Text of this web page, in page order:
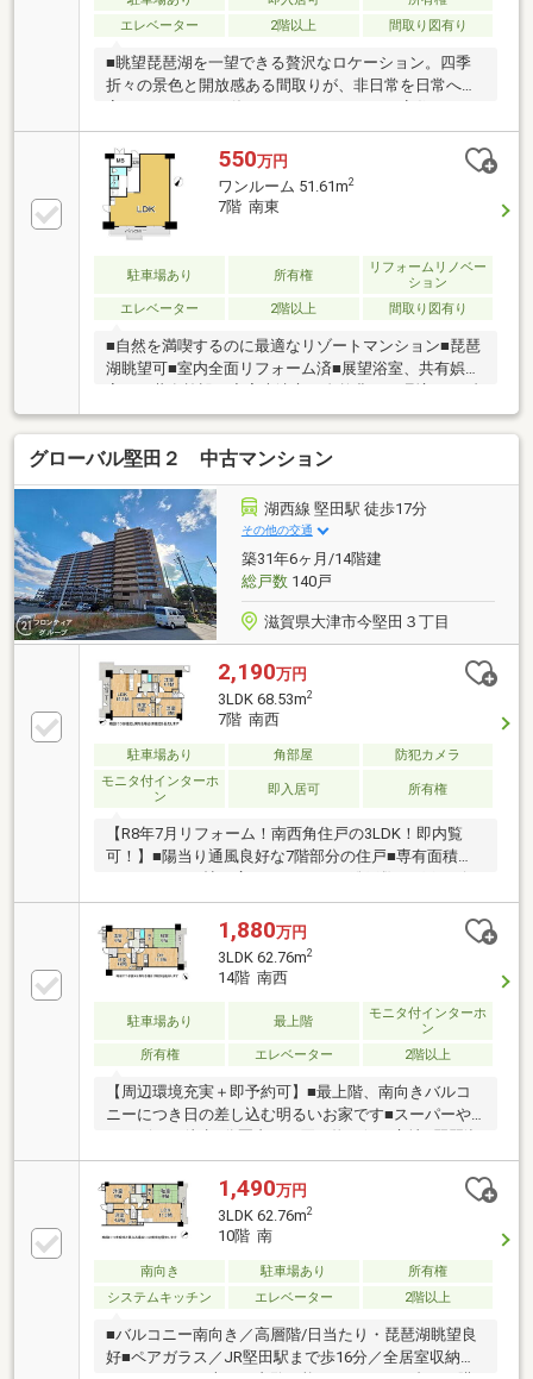
せください。
エレベーター
2階以上 間取り図有り
■眺望琵琶湖を一望できる贅沢なロケーション。四季
折々の景色と開放感ある間取りが、非日常を日常へと
すすめのリゾートマンションです。■暮らしを豊かに
マリンスポーツ・温泉・観光スポットへアクセス良
好。自然に寄り添いながら、都会では味わえないゆと
りある暮らしを実現。週末はもちろん、移住先として
も人気のエリアです。■ご家族の休日に広々とした間
取りに加え、リゾート感を感じられる環境。琵琶湖の
水辺や自然公園が近く、家族での思い出づくりにぴっ
たりです。安心して暮らせる管理体制も整っていま
す。
550万円
ワンルーム 51.61m2
7階 南東
駐車場あり 所有権
リフォームリノベー
ション
エレベーター
2階以上 間取り図有り
■自然を満喫するのに最適なリゾートマンション■琵琶
湖眺望可■室内全面リフォーム済■展望浴室、共有娯楽
ートを楽しむ拠点としての活用はいかがでしょうか？
夏の琵琶湖はもちろん、京都・大坂方面から福井方面
への小旅行の休憩地点として、琵琶湖そばの好環境に
あります。敷地内駐車場無料、ベランダから琵琶湖パ
ンラマ眺望、通路側からは比良山系、内装はリフォー
ムされ、ゆったりワンルーム仕様となっております。
詳細は地元に詳しいＬＩＸＩＬ不動産ショップ ピアラ
イフのマンション担当、岸田までお気軽にご相談くだ
さい。
グローバル堅田２ 中古マンション
湖西線 堅田駅 徒歩17分
その他の交通
築31年6ヶ月/14階建
総戸数140戸
滋賀県大津市今堅田３丁目
2,190万円
3LDK 68.53m2
7階 南西
駐車場あり 角部屋
防犯カメラ
モニタ付インターホ
ン
即入居可 所有権
【R8年7月リフォーム！南西角住戸の3LDK！即内覧
可！】■陽当り通風良好な7階部分の住戸■専有面積
グコミュニティ
1,880万円
3LDK 62.76m2
14階 南西
駐車場あり 最上階
モニタ付インターホ
ン
所有権
エレベーター 2階以上
【周辺環境充実＋即予約可】■最上階、南向きバルコ
ニーにつき日の差し込む明るいお家です■スーパーや
大橋病院まで徒歩5分といざという時も安心
1,490万円
3LDK 62.76m2
10階 南
南向き 駐車場あり
所有権
システムキッチン
エレベーター 2階以上
■バルコニー南向き／高層階/日当たり・琵琶湖眺望良
好■ペアガラス／JR堅田駅まで歩16分／全居室収納／